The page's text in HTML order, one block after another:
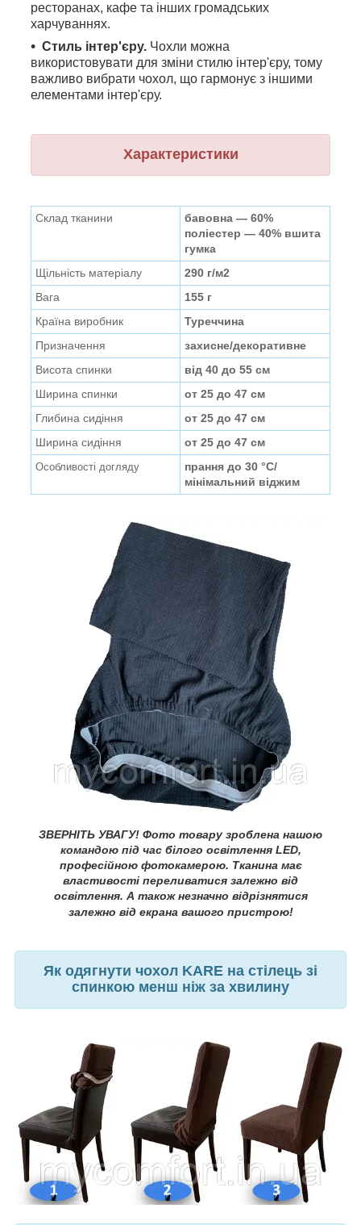
ресторанах, кафе та інших громадських
харчуваннях.
Стиль інтер'єру. Чохли можна
використовувати для зміни стилю інтер'єру, тому
важливо вибрати чохол, що гармонує з іншими
елементами інтер'єру.
Характеристики
Склад тканини
бавовна — 60%
поліестер — 40% вшита
гумка
Щільність матеріалу
290 г/м2
Вага
155 г
Країна виробник
Туреччина
Призначення
захисне/декоративне
Висота спинки
від 40 до 55 см
Ширина спинки
от 25 до 47 см
Глибина сидіння
от 25 до 47 см
Ширина сидіння от 25 до 47 см
Особливості догляду
прання до 30 °C/
мінімальний віджим
ЗВЕРНІТЬ УВАГУ! Фото товару зроблена нашою
командою під час білого освітлення LED,
професійною фотокамерою. Тканина має
властивості переливатися залежно від
освітлення. А також незначно відрізнятися
залежно від екрана вашого пристрою!
Як одягнути чохол KARE на стілець зі
спинкою менш ніж за хвилину